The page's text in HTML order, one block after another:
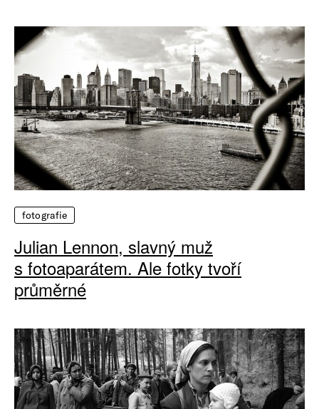
fotografie
Julian Lennon, slavný muž
s fotoaparátem. Ale fotky tvoří
průměrné